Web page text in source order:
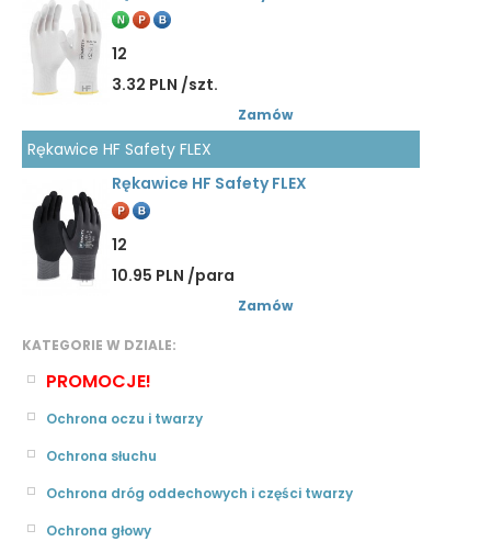
KATEGORIE W DZIALE:
PROMOCJE!
Ochrona oczu i twarzy
Ochrona słuchu
Ochrona dróg oddechowych i części twarzy
Ochrona głowy
12
3.32 PLN /szt.
Zamów
Rękawice HF Safety FLEX
Rękawice HF Safety FLEX
12
10.95 PLN /para
Zamów